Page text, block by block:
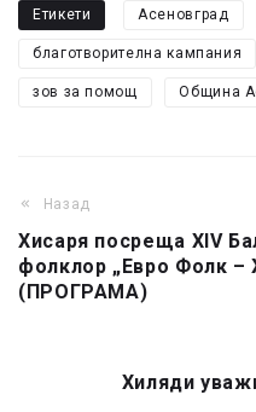
Етикети Асеновград
благотворителна кампания
зов за помощ Община
Назад
Хисаря посреща XIV
фолклор „Евро Фолк –
(ПРОГРАМА)
Хиляди